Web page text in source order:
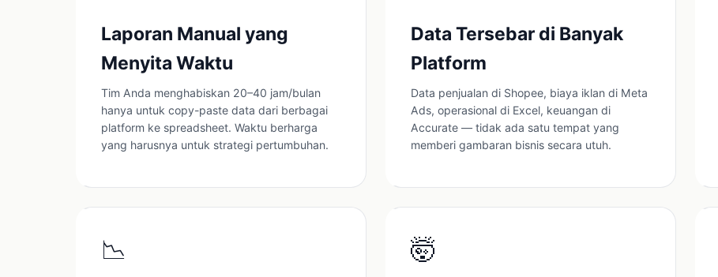
Laporan Manual yang
Menyita Waktu
Tim Anda menghabiskan 20–40 jam/bulan
hanya untuk copy-paste data dari berbagai
platform ke spreadsheet. Waktu berharga
yang harusnya untuk strategi pertumbuhan.
Data Tersebar di Banyak
Platform
Data penjualan di Shopee, biaya iklan di Meta
Ads, operasional di Excel, keuangan di
Accurate — tidak ada satu tempat yang
memberi gambaran bisnis secara utuh.
📉 🤯